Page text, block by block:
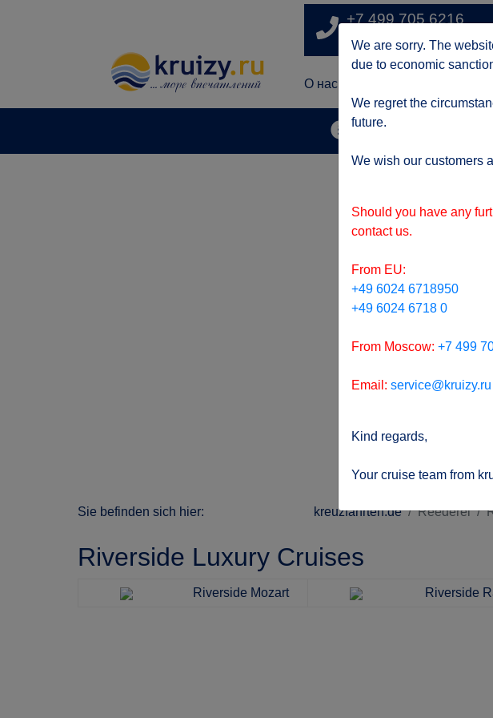
+7 499 705 6216
по Москве
О нас
Актуальная
Sie befinden sich hier: kreuzfahrten.de Reederei
Riverside Luxury Cruises
Riverside Mozart Riverside
We are sorry. The
due to economic
We regret the
future.
We wish our customers
Should you have any
contact us.
From EU:
+49 6024 6718950
+49 6024 6718 0
From Moscow: +7 499
Email: service@kruizy.ru
Kind regards,
Your cruise team from